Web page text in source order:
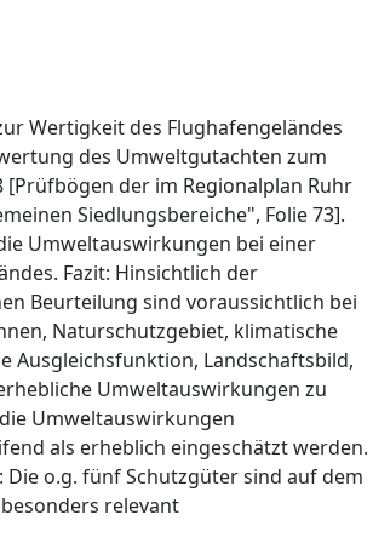
Wertigkeit des Flughafengeländes
des Umweltgutachten zum
[Prüfbögen der im Regionalplan Ruhr
Siedlungsbereiche", Folie 73].
Umweltauswirkungen bei einer
Fazit: Hinsichtlich der
Beurteilung sind voraussichtlich bei
Naturschutzgebiet, klimatische
Ausgleichsfunktion, Landschaftsbild,
Umweltauswirkungen zu
Umweltauswirkungen
als erheblich eingeschätzt werden.
Die o.g. fünf Schutzgüter sind auf dem
relevant